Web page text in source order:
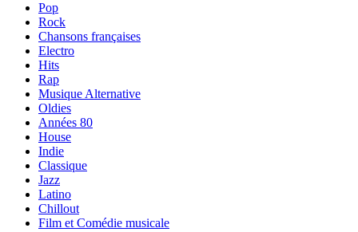
Pop
Rock
Chansons françaises
Electro
Hits
Rap
Musique Alternative
Oldies
Années 80
House
Indie
Classique
Jazz
Latino
Chillout
Film et Comédie musicale